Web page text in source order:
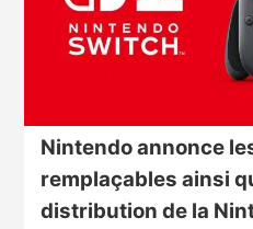
Nintendo annonce
remplaçables ainsi
distribution de la